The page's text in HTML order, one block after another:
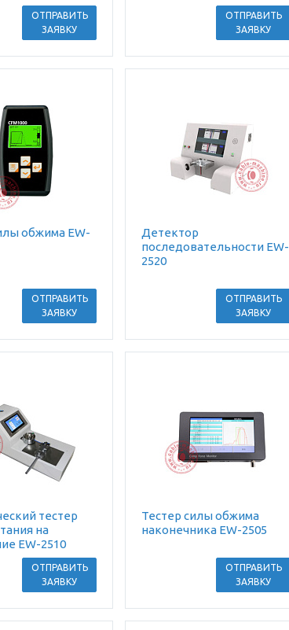
ОТПРАВИТЬ
ЗАЯВКУ
ОТПРАВИТЬ
ЗАЯВКУ
обжима EW-
ОТПРАВИТЬ
ЗАЯВКУ
Детектор
последовательности EW-
2520
ОТПРАВИТЬ
ЗАЯВКУ
тестер
на
EW-2510
ОТПРАВИТЬ
ЗАЯВКУ
Тестер силы обжима
наконечника EW-2505
ОТПРАВИТЬ
ЗАЯВКУ